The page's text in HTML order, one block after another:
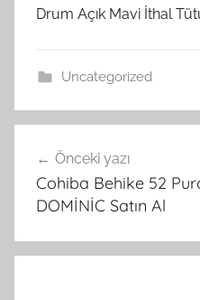
Drum Açık Mavi İthal
Uncategorized
gezinmesi
Önceki yazı
Cohiba Behike 52
DOMİNİC Satın Al